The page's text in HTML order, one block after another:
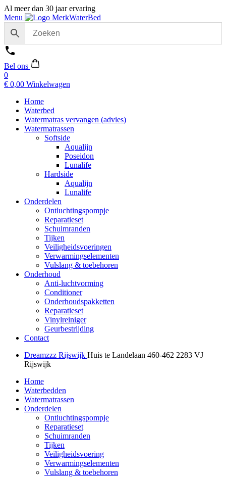
Al meer dan 30 jaar ervaring
Menu
Bel ons
0
€ 0,00 Winkelwagen
Home
Waterbed
Watermatras vervangen (advies)
Watermatrassen
Softside
Aqualijn
Poseidon
Lunalife
Hardside
Aqualijn
Lunalife
Onderdelen
Ontluchtingspompje
Reparatieset
Schuimranden
Tijken
Veiligheidsvoeringen
Verwarmingselementen
Vulslang & toebehoren
Onderhoud
Anti-luchtvorming
Conditioner
Onderhoudspakketten
Reparatieset
Vinylreiniger
Geurbestrijding
Contact
Dreamzzz Rijswijk Huis te Landelaan 460-462 2283 VJ
Rijswijk
Home
Waterbedden
Watermatrassen
Onderdelen
Ontluchtingspompje
Reparatieset
Schuimranden
Tijken
Veiligheidsvoering
Verwarmingselementen
Vulslang & toebehoren